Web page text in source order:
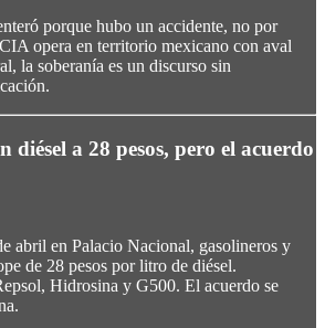
porque hubo un accidente, no por
opera en territorio mexicano con aval
la soberanía es un discurso sin
diésel a 28 pesos, pero el acuerdo
abril en Palacio Nacional, gasolineros y
de 28 pesos por litro de diésel.
Hidrosina y G500. El acuerdo se